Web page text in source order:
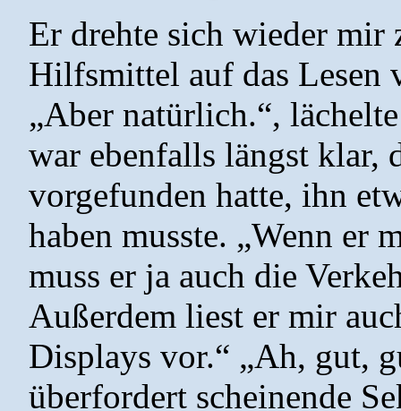
Er drehte sich wieder mir
Hilfsmittel auf das Lesen
„Aber natürlich.“,
war ebenfalls längst klar,
vorgefunden hatte, ihn
haben musste. „Wenn er
muss er ja auch die
Außerdem liest er mir
Displays vor.“ „Ah, gut,
überfordert scheinende